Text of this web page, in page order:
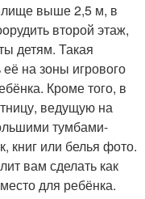
выше 2,5 м, в
второй этаж,
детям. Такая
на зоны игрового
Кроме того, в
ведущую на
тумбами-
книг или белья фото.
вам сделать как
для ребёнка.